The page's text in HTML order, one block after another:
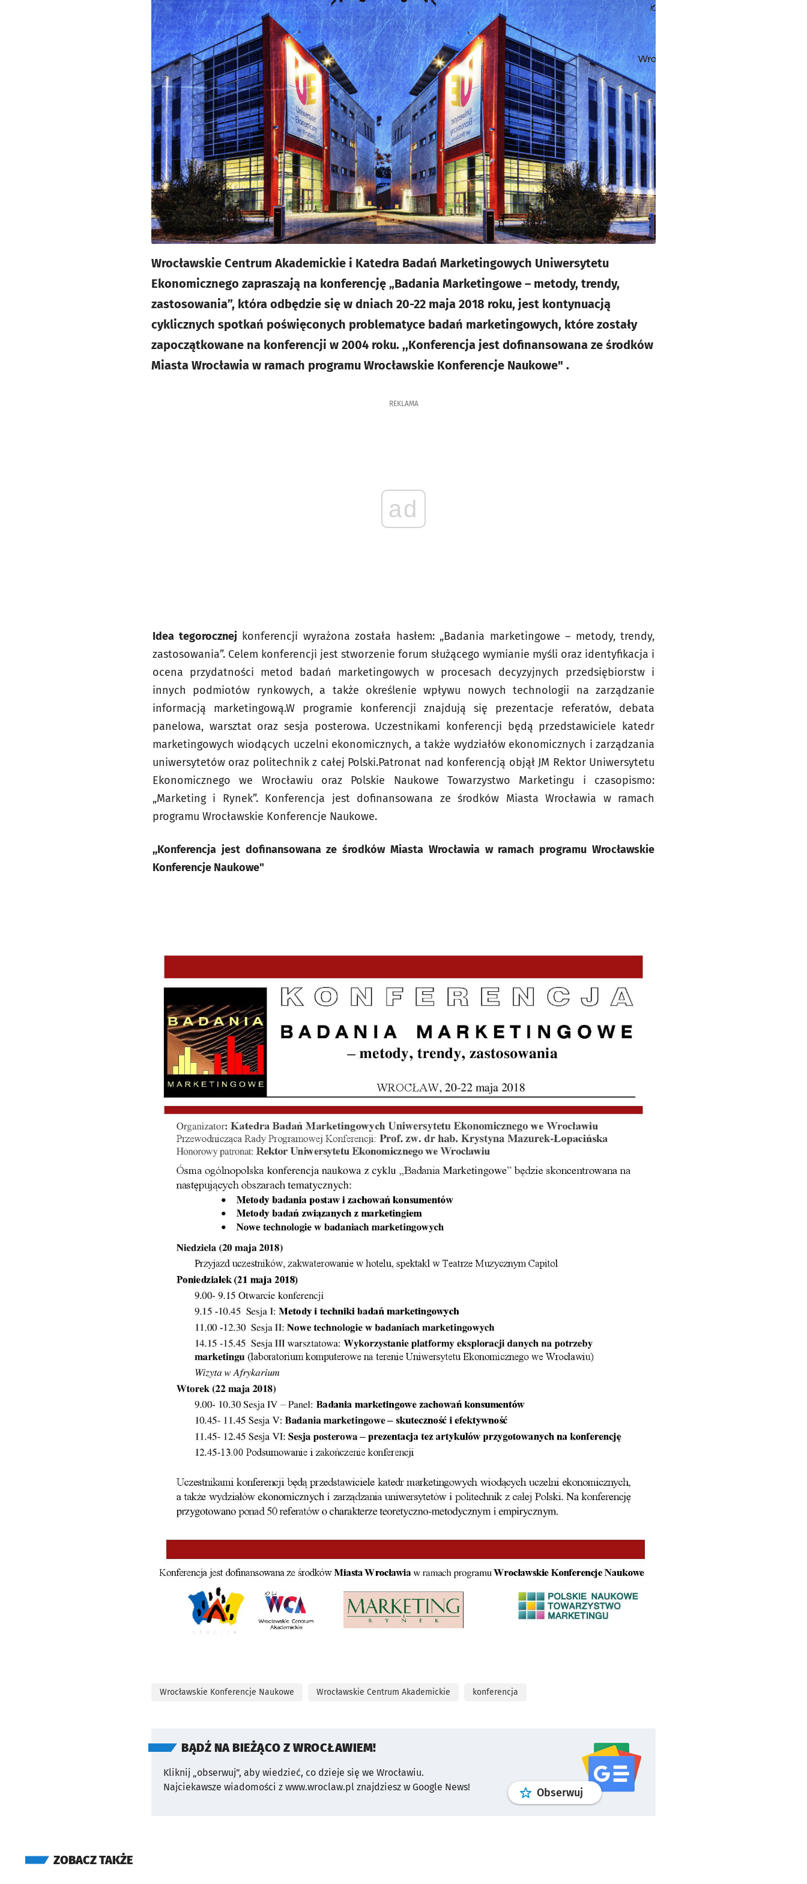
Wrocławskie Centrum Akademickie i Katedra Badań Marketingowych Uniwersytetu
Ekonomicznego zapraszają na konferencję „Badania Marketingowe – metody, trendy,
zastosowania”, która odbędzie się w dniach 20-22 maja 2018 roku, jest kontynuacją
cyklicznych spotkań poświęconych problematyce badań marketingowych, które zostały
zapoczątkowane na konferencji w 2004 roku. ,,Konferencja jest dofinansowana ze środków
Miasta Wrocławia w ramach programu Wrocławskie Konferencje Naukowe" .
REKLAMA
ad
Idea tegorocznejkonferencji wyrażona została hasłem: „Badania marketingowe – metody, trendy,
zastosowania”. Celem konferencji jest stworzenie forum służącego wymianie myśli oraz identyfikacja i
ocena przydatności metod badań marketingowych w procesach decyzyjnych przedsiębiorstw i
innych podmiotów rynkowych, a także określenie wpływu nowych technologii na zarządzanie
informacją marketingową.W programie konferencji znajdują się prezentacje referatów, debata
panelowa, warsztat oraz sesja posterowa. Uczestnikami konferencji będą przedstawiciele katedr
marketingowych wiodących uczelni ekonomicznych, a także wydziałów ekonomicznych i zarządzania
uniwersytetów oraz politechnik z całej Polski.Patronat nad konferencją objął JM Rektor Uniwersytetu
Ekonomicznego we Wrocławiu oraz Polskie Naukowe Towarzystwo Marketingu i czasopismo:
„Marketing i Rynek”. Konferencja jest dofinansowana ze środków Miasta Wrocławia w ramach
programu Wrocławskie Konferencje Naukowe.
,,Konferencja jest dofinansowana ze środków Miasta Wrocławia w ramach programu Wrocławskie
Konferencje Naukowe"
Wrocławskie Konferencje Naukowe Wrocławskie Centrum Akademickie konferencja
BĄDŹ NA BIEŻĄCO Z WROCŁAWIEM!
Kliknij „obserwuj”, aby wiedzieć, co dzieje się we Wrocławiu.
Najciekawsze wiadomości z www.wroclaw.pl znajdziesz w Google News!
Obserwuj profilgoogle news
ZOBACZ TAKŻE